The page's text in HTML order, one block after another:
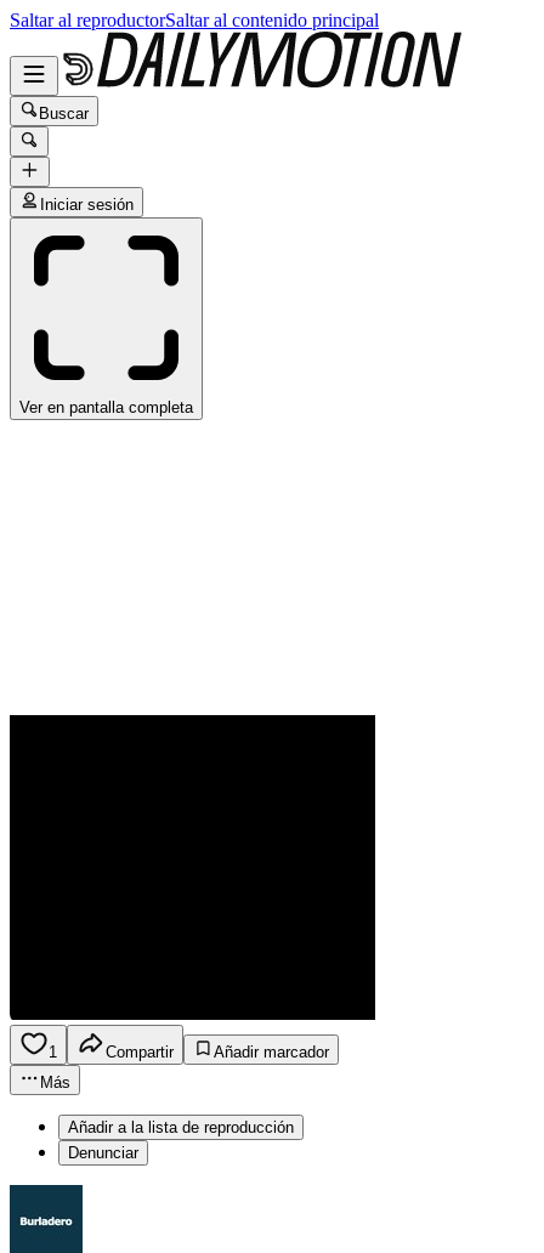
Saltar al reproductorSaltar al contenido principal
Buscar
Iniciar sesión
Ver en pantalla completa
1 Compartir
Añadir marcador
Más
Añadir a la lista de reproducción
Denunciar